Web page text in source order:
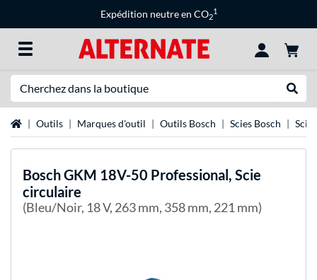
Expédition neutre en CO2
1
Page d'accueil
Outils Marques d'outil Outils Bosch Scies Bosch Scie
BoschGKM 18V-50 Professional, Scie
circulaire
(Bleu/Noir, 18 V, 263 mm, 358 mm, 221 mm)